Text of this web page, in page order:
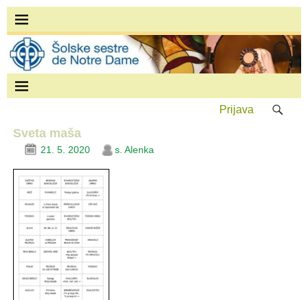
Prijava
Sveta maša
21. 5. 2020 s. Alenka